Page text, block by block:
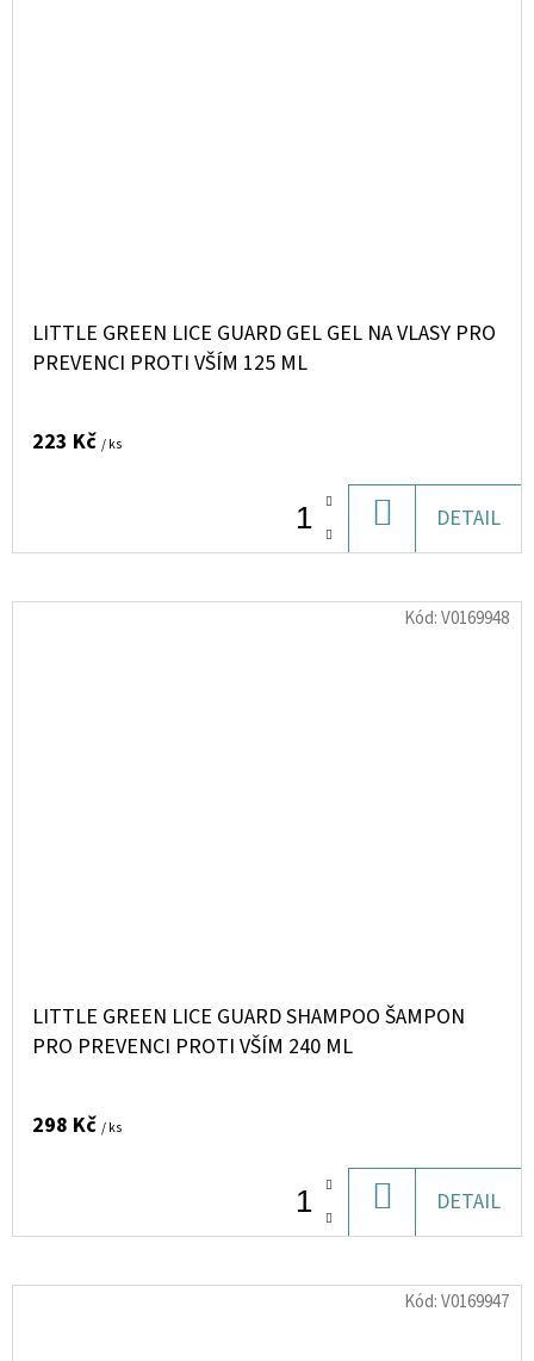
LITTLE GREEN LICE GUARD GEL GEL NA VLASY PRO
PREVENCI PROTI VŠÍM 125 ML
223 Kč / ks
KOŠÍKU
DETAIL
LITTLE GREEN LICE GUARD SHAMPOO ŠAMPON
PRO PREVENCI PROTI VŠÍM 240 ML
298 Kč / ks
KOŠÍKU
DETAIL
Kód:V0169948
Kód:V0169947